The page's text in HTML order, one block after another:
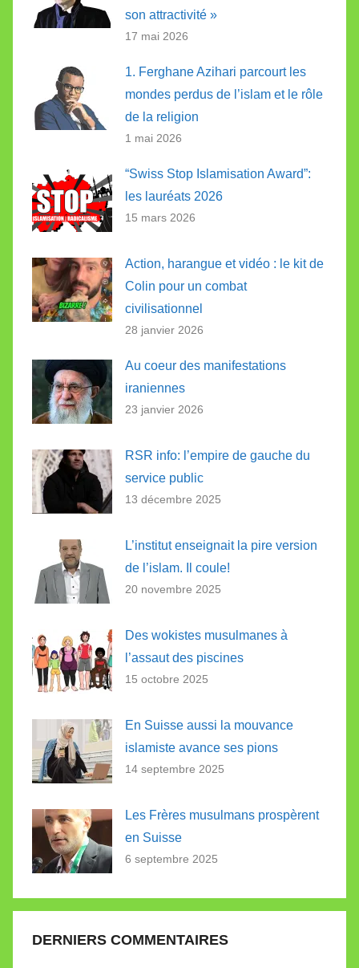
son attractivité »
17 mai 2026
1. Ferghane Azihari parcourt les
mondes perdus de l’islam et le rôle
de la religion
1 mai 2026
“Swiss Stop Islamisation Award”:
les lauréats 2026
15 mars 2026
Action, harangue et vidéo : le kit de
Colin pour un combat
civilisationnel
28 janvier 2026
Au coeur des manifestations
iraniennes
23 janvier 2026
RSR info: l’empire de gauche du
service public
13 décembre 2025
L’institut enseignait la pire version
de l’islam. Il coule!
20 novembre 2025
Des wokistes musulmanes à
l’assaut des piscines
15 octobre 2025
En Suisse aussi la mouvance
islamiste avance ses pions
14 septembre 2025
Les Frères musulmans prospèrent
en Suisse
6 septembre 2025
DERNIERS COMMENTAIRES